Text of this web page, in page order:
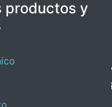
productos y